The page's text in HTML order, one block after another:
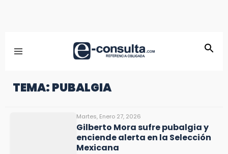
TEMA: PUBALGIA
Martes, Enero 27, 2026
Gilberto Mora sufre pubalgia y
enciende alerta en la Selección
Mexicana